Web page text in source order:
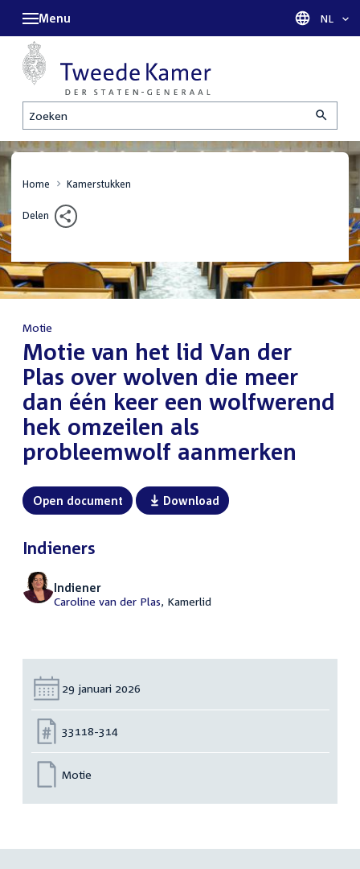
Zoeken
Menu Taal
NL
Home Kamerstukken
Delen
Motie
:Motie van het lid Van der
Plas over wolven die meer
dan één keer een wolfwerend
hek omzeilen als
probleemwolf aanmerken
Open document Download
Indieners
Indiener
Caroline van der Plas, Kamerlid
Datum:
29 januari 2026
Nummer:
33118-314
Motie